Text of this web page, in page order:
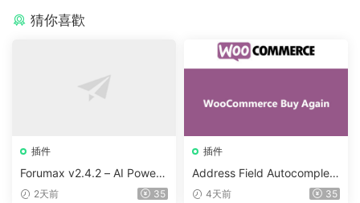
猜你喜歡
插件
Forumax v2.4.2 – AI Powere
d Advanced Community For
2天前 35
插件
Address Field Autocomplete
For WooCommerce v1.3.2
4天前 35